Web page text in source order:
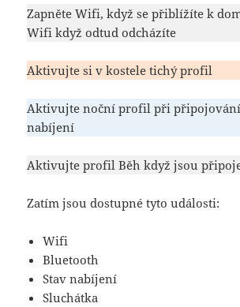
Zapněte Wifi, když se přiblížíte k
Wifi kdyžodtudodcházíte
Aktivujte si vkostele tichý profil
Aktivujte noční profil při
nabíjení
Aktivujte profil Běh když jsou
Zatím jsou dostupné tyto události:
Wifi
Bluetooth
Stav nabíjení
Sluchátka